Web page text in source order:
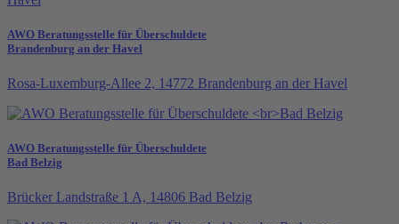
AWO Beratungsstelle für Überschuldete
Brandenburg an der Havel
Rosa-Luxemburg-Allee 2, 14772 Brandenburg an der Havel
AWO Beratungsstelle für Überschuldete
Bad Belzig
Brücker Landstraße 1 A, 14806 Bad Belzig